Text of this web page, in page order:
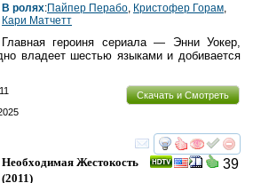
В ролях:Пайпер Перабо, Кристофер Горам,
Кари Матчетт
Главная героиня сериала — Энни Уокер,
владеет шестью языками и добивается
Скачать и Смотреть
смотреть
39
Необходимая Жестокость
(2011)